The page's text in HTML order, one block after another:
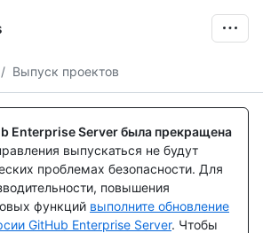
/ Выпуск проектов
Enterprise Server была прекращена
выпускаться не будут
проблемах безопасности. Для
повышения
функций выполните обновление
GitHub Enterprise Server. Чтобы